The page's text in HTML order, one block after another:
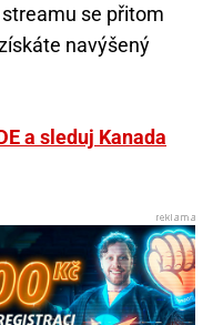
se přitom
navýšený
a sleduj Kanada